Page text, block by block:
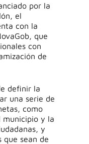
por la
el
con la
que
con
de
definir la
una serie de
como
y la
y
que sean de